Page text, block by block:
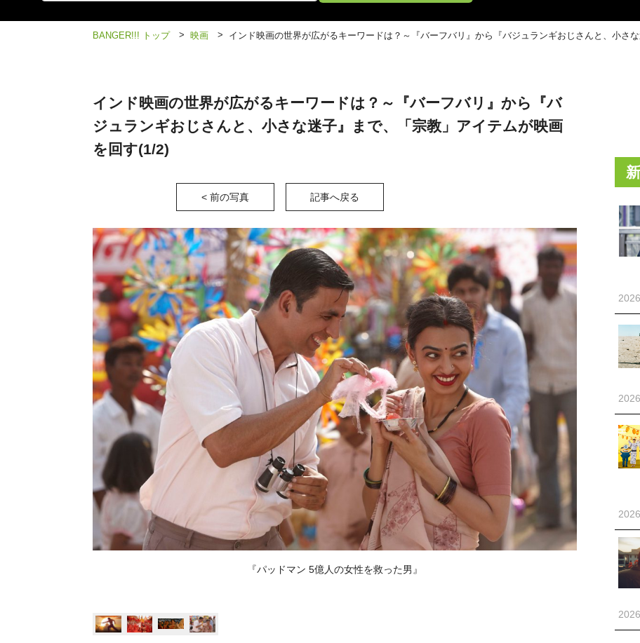
BANGER!!! トップ > 映画 > インド映画の世界が広がるキーワードは？～『バーフバリ』から『バジュランギおじさんと、小さ
インド映画の世界が広がるキーワードは？～『バーフバリ』から『バ
ジュランギおじさんと、小さな迷子』まで、「宗教」アイテムが映画
を回す(1/2)
< 前の写真 記事へ戻る
『パッドマン 5億人の女性を救った男』